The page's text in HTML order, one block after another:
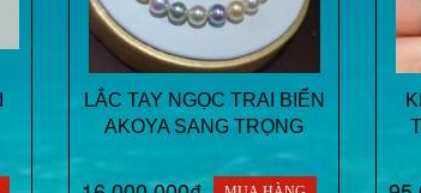
LẮC TAY NGỌC TRAI BIỂN
AKOYA SANG TRỌNG